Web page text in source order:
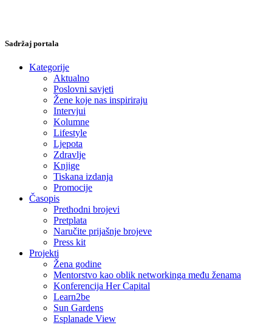
Sadržaj portala
Kategorije
Aktualno
Poslovni savjeti
Žene koje nas inspiriraju
Intervjui
Kolumne
Lifestyle
Ljepota
Zdravlje
Knjige
Tiskana izdanja
Promocije
Časopis
Prethodni brojevi
Pretplata
Naručite prijašnje brojeve
Press kit
Projekti
Žena godine
Mentorstvo kao oblik networkinga među ženama
Konferencija Her Capital
Learn2be
Sun Gardens
Esplanade View